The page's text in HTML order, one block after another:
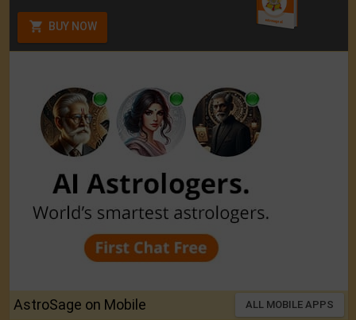
BUY NOW
AstroSage on Mobile ALL MOBILE APPS